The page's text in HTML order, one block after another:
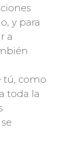
y para
a
tú, como
toda la